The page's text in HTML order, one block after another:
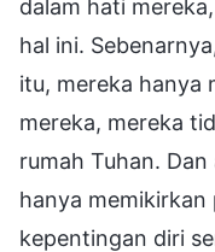
dalam hati
hal ini.
itu, mereka hanya
mereka, mereka
rumah Tuhan.
hanya memikirkan
kepentingan diri